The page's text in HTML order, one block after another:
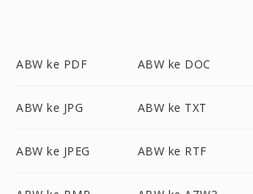
ABW ke PDF ABW ke DOC
ABW ke JPG ABW ke TXT
ABW ke JPEG ABW ke RTF